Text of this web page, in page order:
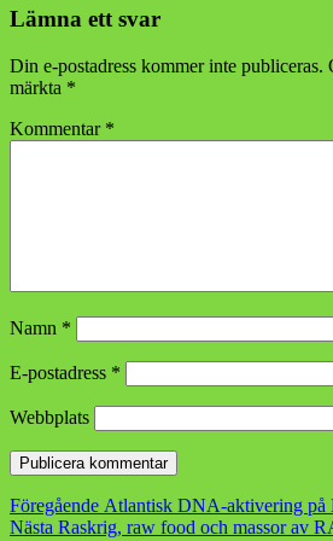
Lämna ett svar
Din e-postadress kommer inte publiceras.
märkta *
Kommentar *
Namn *
E-postadress *
Webbplats
Inläggsnavigering
Föregående Föregående
inlägg:
Atlantisk DNA-aktivering på
Nästa Nästa
Raskrig, raw food och massor av